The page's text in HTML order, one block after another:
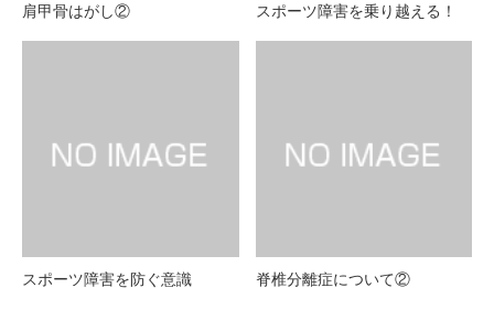
肩甲骨はがし② スポーツ障害を乗り越える！
スポーツ障害を防ぐ意識 脊椎分離症について②